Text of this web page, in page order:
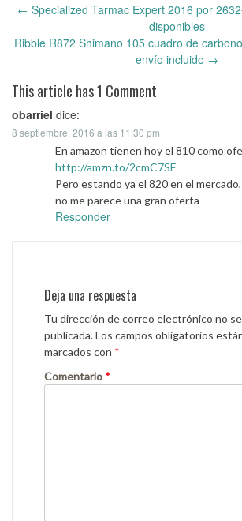
navigation
← Specialized Tarmac Expert 2016 por
disponibles
Ribble R872 Shimano 105 cuadro de
envío incluido →
This article has 1 Comment
obarriel dice:
8 septiembre, 2016 a las 11:30 pm
En amazon tienen hoy el 810 como
http://amzn.to/2cmC7SF
Pero estando ya el 820 en el
no me parece una gran oferta
Responder
Deja una respuesta
Tu dirección de correo electrónico no
publicada.Los campos obligatorios
marcados con *
Comentario *